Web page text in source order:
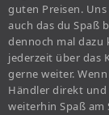
guten Preisen.
auch das du Spaß
dennoch mal dazu
jederzeit über das
gerne weiter.
Händler direkt
weiterhin Spaß am